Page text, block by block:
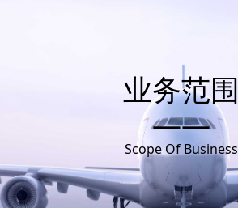
业务范围
——
Scope Of Business